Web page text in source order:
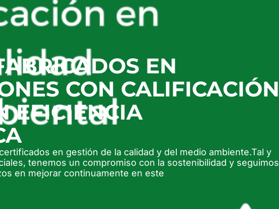
EN
CON CALIFICACIÓN
EFICIENCIA
en gestión de la calidad y del medio ambiente.Tal y
tenemos un compromiso con la sostenibilidad y seguimos
en mejorar continuamente en este